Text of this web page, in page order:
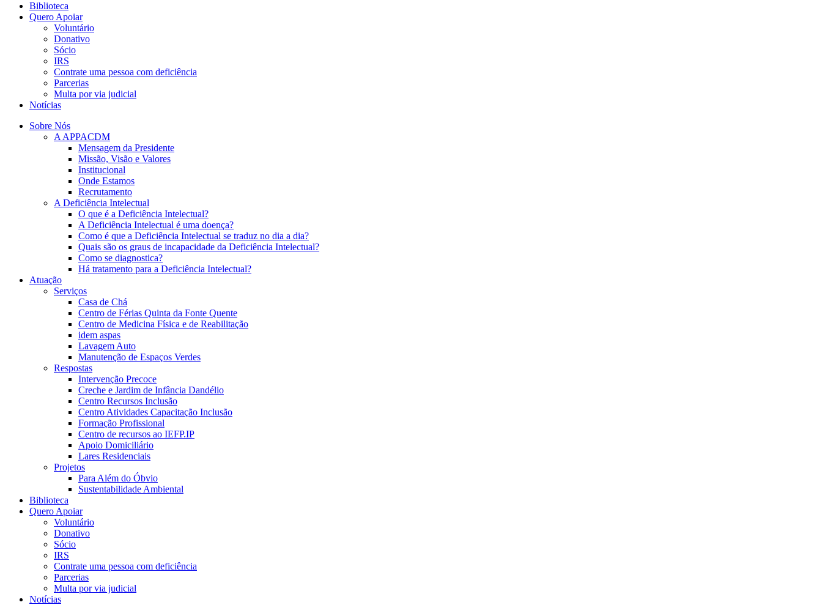
Biblioteca
Quero Apoiar
Voluntário
Donativo
Sócio
IRS
Contrate uma pessoa com deficiência
Parcerias
Multa por via judicial
Notícias
Sobre Nós
A APPACDM
Mensagem da Presidente
Missão, Visão e Valores
Institucional
Onde Estamos
Recrutamento
A Deficiência Intelectual
O que é a Deficiência Intelectual?
A Deficiência Intelectual é uma doença?
Como é que a Deficiência Intelectual se traduz no dia a dia?
Quais são os graus de incapacidade da Deficiência Intelectual?
Como se diagnostica?
Há tratamento para a Deficiência Intelectual?
Atuação
Serviços
Casa de Chá
Centro de Férias Quinta da Fonte Quente
Centro de Medicina Física e de Reabilitação
idem aspas
Lavagem Auto
Manutenção de Espaços Verdes
Respostas
Intervenção Precoce
Creche e Jardim de Infância Dandélio
Centro Recursos Inclusão
Centro Atividades Capacitação Inclusão
Formação Profissional
Centro de recursos ao IEFP.IP
Apoio Domiciliário
Lares Residenciais
Projetos
Para Além do Óbvio
Sustentabilidade Ambiental
Biblioteca
Quero Apoiar
Voluntário
Donativo
Sócio
IRS
Contrate uma pessoa com deficiência
Parcerias
Multa por via judicial
Notícias